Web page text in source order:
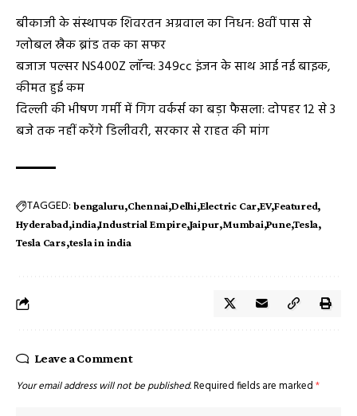
बीकाजी के संस्थापक शिवरतन अग्रवाल का निधन: 8वीं पास से
ग्लोबल स्नैक ब्रांड तक का सफर
बजाज पल्सर NS400Z लॉन्च: 349cc इंजन के साथ आई नई बाइक,
कीमत हुई कम
दिल्ली की भीषण गर्मी में गिग वर्कर्स का बड़ा फैसला: दोपहर 12 से 3
बजे तक नहीं करेंगे डिलीवरी, सरकार से राहत की मांग
TAGGED: bengaluru Chennai Delhi Electric Car EV Featured
Hyderabad india Industrial Empire Jaipur Mumbai Pune Tesla
Tesla Cars tesla in india
Leave a Comment
Your email address will not be published.Required fields are marked *